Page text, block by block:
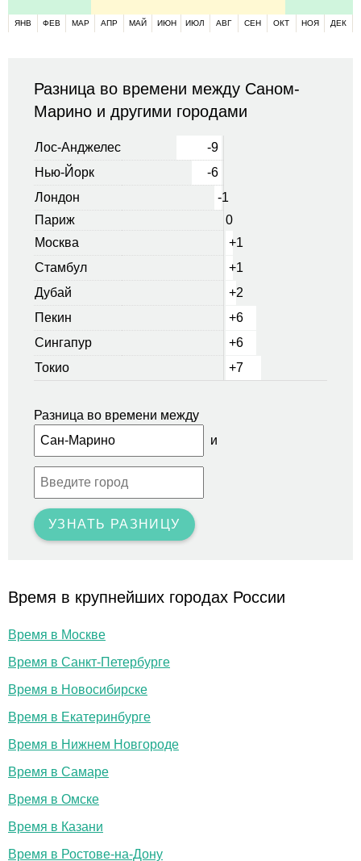
ЯНВ ФЕВ МАР АПР МАЙ ИЮН ИЮЛ АВГ СЕН ОКТ НОЯ ДЕК
Разница во времени между Саном-
Марино и другими городами
Лос-Анджелес
-9
Нью-Йорк
-6
Лондон
-1
Париж
0
Москва
+1
Стамбул
+1
Дубай
+2
Пекин
+6
Сингапур
+6
Токио
+7
Разница во времени между
и
УЗНАТЬ РАЗНИЦУ
Время в крупнейших городах России
Время в Москве
Время в Санкт-Петербурге
Время в Новосибирске
Время в Екатеринбурге
Время в Нижнем Новгороде
Время в Самаре
Время в Омске
Время в Казани
Время в Ростове-на-Дону